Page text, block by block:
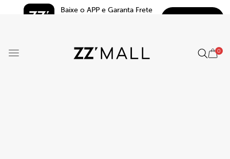
Baixe o APP e Garanta Frete
0